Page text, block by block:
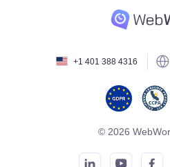
+1 401 388 4316
© 2026